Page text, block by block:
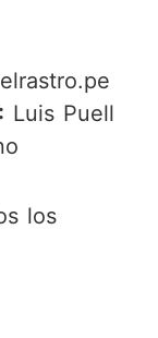
Luis Puell
los